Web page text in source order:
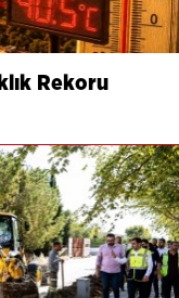
Rekoru